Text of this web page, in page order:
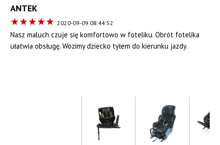
ANTEK
★★★★★ 2020-09-09 08:44:52
Nasz maluch czuje się komfortowo w foteliku. Obrót fotelika
ułatwia obsługę. Wozimy dziecko tyłem do kierunku jazdy.